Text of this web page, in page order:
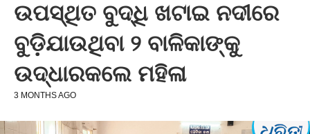
ଉପସ୍ଥିତ ବୁଦ୍ଧି ଖଟାଇ ନଦୀରେ
ବୁଡ଼ିଯାଉଥିବା ୨ ବାଳିକାଙ୍କୁ
ଉଦ୍ଧାରକଲେ ମହିଳା
3 MONTHS AGO